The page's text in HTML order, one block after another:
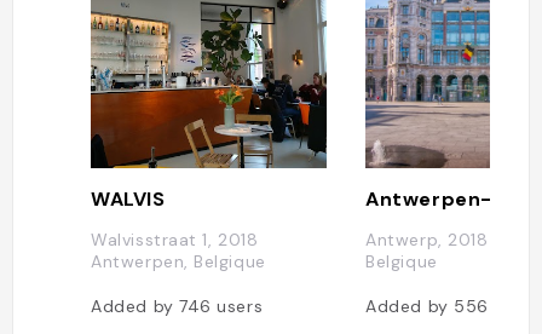
WALVIS
Walvisstraat 1, 2018
Antwerpen, Belgique
Added by746users
Antwerpen-
Antwerp, 2018
Belgique
Added by 556